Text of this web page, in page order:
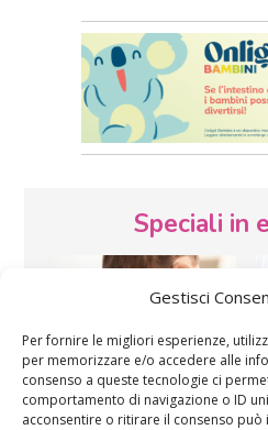
Gestisci
Per fornire le migliori esperienze,
per memorizzare e/o accedere alle
consenso a queste tecnologie ci
comportamento di navigazione o ID
acconsentire o ritirare il consenso può
Speciali in
Vaccini